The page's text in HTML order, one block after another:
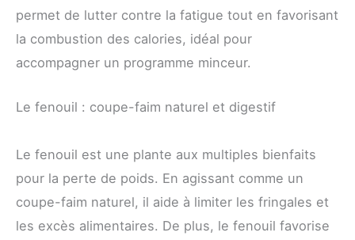
permet de lutter contre la fatigue tout en favorisant
la combustion des calories, idéal pour
accompagner un programme minceur.
Le fenouil : coupe-faim naturel et digestif
Le fenouil est une plante aux multiples bienfaits
pour la perte de poids. En agissant comme un
coupe-faim naturel, il aide à limiter les fringales et
les excès alimentaires. De plus, le fenouil favorise